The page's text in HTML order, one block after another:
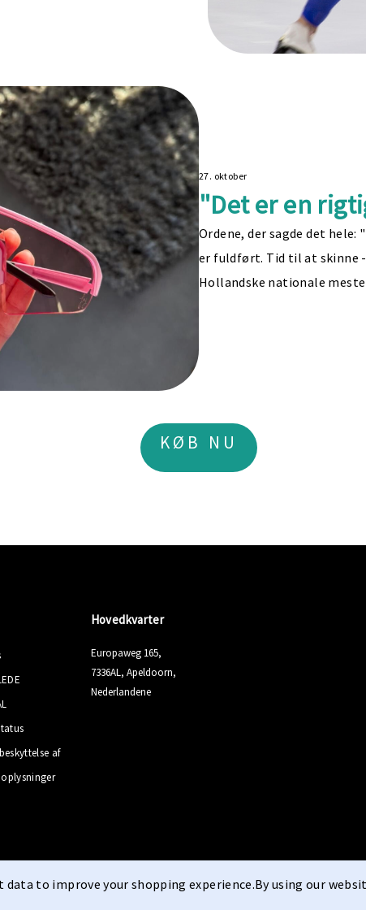
27. oktober
"Det er en
Ordene, der sagde det
er fuldført. Tid til at skinne
Hollandske nationale
KØB NU
af
Hovedkvarter
Europaweg 165,
7336AL, Apeldoorn,
Nederlandene
to improve your shopping experience.By using our